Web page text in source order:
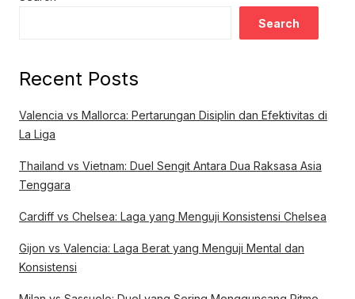
Search
Recent Posts
Valencia vs Mallorca: Pertarungan Disiplin dan Efektivitas di
La Liga
Thailand vs Vietnam: Duel Sengit Antara Dua Raksasa Asia
Tenggara
Cardiff vs Chelsea: Laga yang Menguji Konsistensi Chelsea
Gijon vs Valencia: Laga Berat yang Menguji Mental dan
Konsistensi